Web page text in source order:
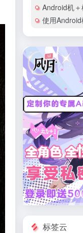
Android机＋机场代理成功
使用Android机成功
标签云